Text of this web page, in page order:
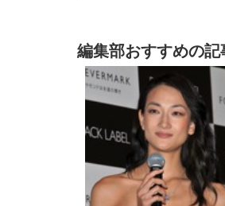
編集部おすすめの記